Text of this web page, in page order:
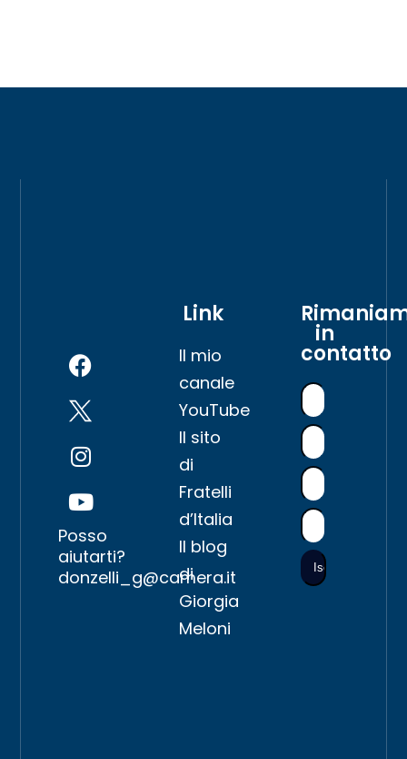
Posso
aiutarti?
donzelli_g@camera.it
Link
Il mio
canale
YouTube
Il sito
di
Fratelli
d’Italia
Il blog
di
Giorgia
Meloni
in
contatto